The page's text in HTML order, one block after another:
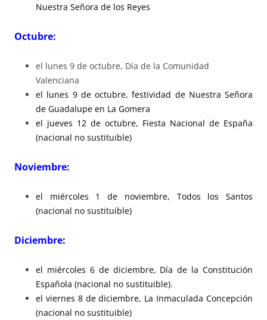
Nuestra Señora de los Reyes
Octubre:
el lunes 9 de octubre, Día de la Comunidad
Valenciana
el lunes 9 de octubre, festividad de Nuestra Señora
de Guadalupe en La Gomera
el jueves 12 de octubre, Fiesta Nacional de España
(nacional no sustituible)
Noviembre:
el miércoles 1 de noviembre, Todos los Santos
(nacional no sustituible)
Diciembre:
el miércoles 6 de diciembre, Día de la Constitución
Española (nacional no sustituible).
el viernes 8 de diciembre, La Inmaculada Concepción
(nacional no sustituible)